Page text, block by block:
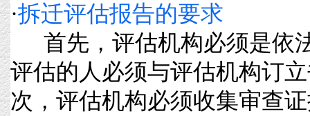
·拆迁评估报告的要求
首先，评估机构必须是依
评估的人必须与评估机构订
次，评估机构必须收集审查